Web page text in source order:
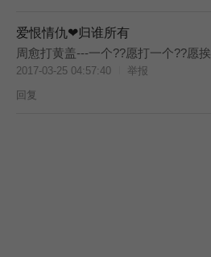
爱恨情仇❤归谁所有
周愈打黄盖---一个??愿打一个??愿挨
2017-03-25 04:57:40
举报
回复